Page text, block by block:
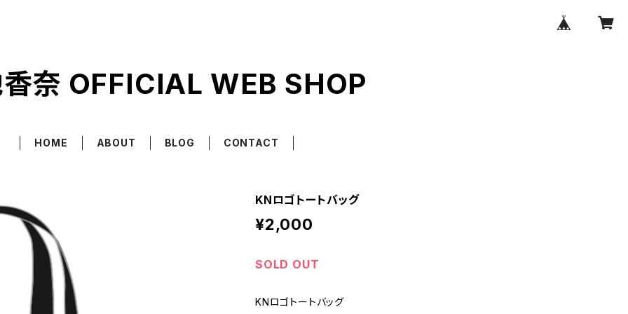
奈 OFFICIAL WEB SHOP
HOME ABOUT BLOG CONTACT
KNロゴトートバッグ
¥2,000
SOLD OUT
KNロゴトートバッグ